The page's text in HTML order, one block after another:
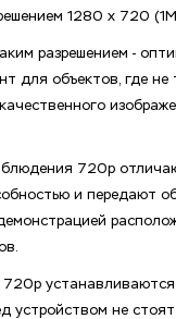
1280 х 720
разрешением -
для объектов, где не
720p
и передают
устройством не